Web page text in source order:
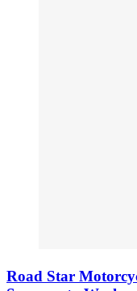
Road Star